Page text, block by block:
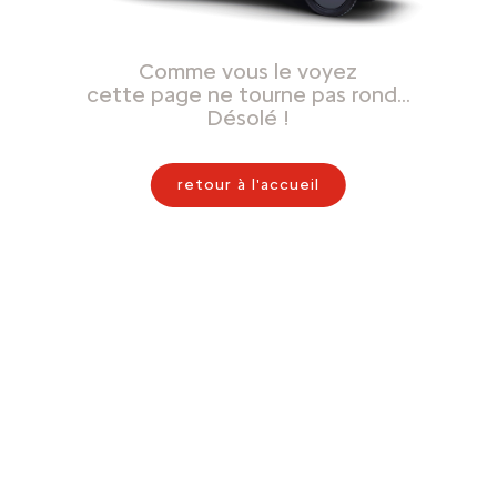
Comme vous le voyez
cette page ne tourne pas rond…
Désolé !
retour à l'accueil